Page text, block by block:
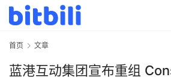
首页 文章
蓝港互动集团宣布重组